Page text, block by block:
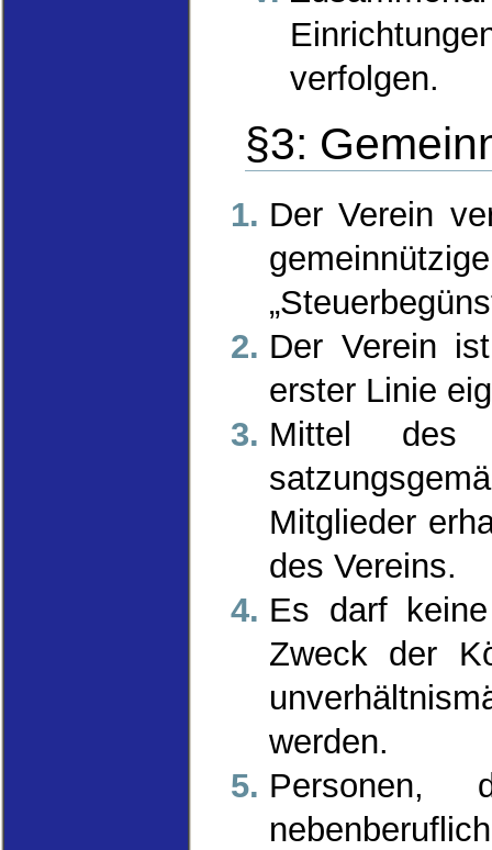
verfolgen.
§3:
Der Verein
Der Verein
erster Linie
Mittel
Mitglieder
des Vereins.
Es darf
Zweck der
werden.